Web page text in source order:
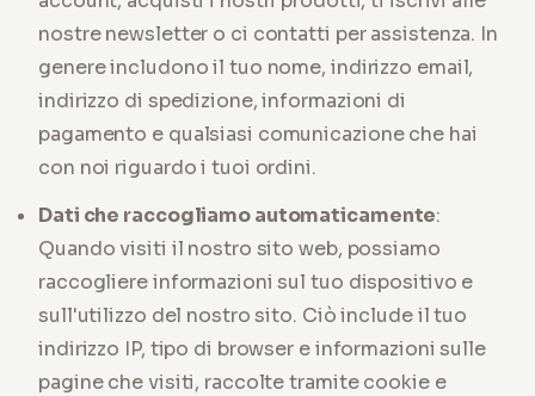
nostre newsletter o ci contatti per assistenza. In
genere includono il tuo nome, indirizzo email,
indirizzo di spedizione, informazioni di
pagamento e qualsiasi comunicazione che hai
con noi riguardo i tuoi ordini.
Dati che raccogliamo automaticamente:
Quando visiti il nostro sito web, possiamo
raccogliere informazioni sul tuo dispositivo e
sull'utilizzo del nostro sito. Ciò include il tuo
indirizzo IP, tipo di browser e informazioni sulle
pagine che visiti, raccolte tramite cookie e